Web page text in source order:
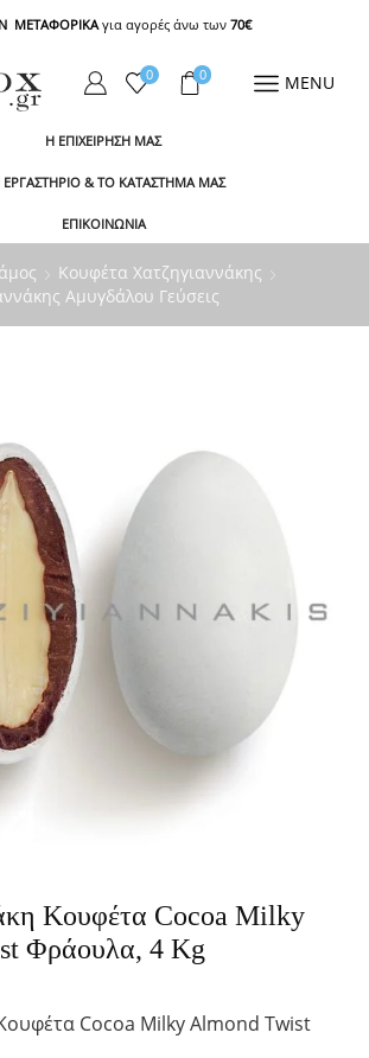
ΜΕΤΑΦΟΡΙΚΑγια αγορές άνω των 70€
0 0 MENU
Η ΕΠΙΧΕΙΡΗΣΗ ΜΑΣ
& ΤΟ ΚΑΤΑΣΤΗΜΑ ΜΑΣ
ΕΠΙΚΟΙΝΩΝΙΑ
Κουφέτα Χατζηγιαννάκης
Αμυγδάλου Γεύσεις
Κουφέτα Cocoa Milky
Φράουλα, 4 Kg
Cocoa Milky Almond Twist